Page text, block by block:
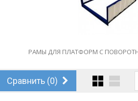
РАМЫ ДЛЯ ПЛАТФОРМ С
Сравнить (0)